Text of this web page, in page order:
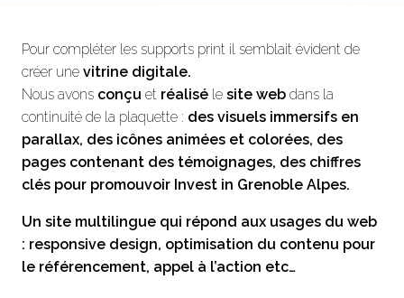
Pour compléter les supports print il semblait évident de
créer une vitrine digitale.
Nous avons conçu et réalisé le site web dans la
continuité de la plaquette : des visuels immersifs en
parallax, des icônes animées et colorées, des
pages contenant des témoignages, des chiffres
clés pour promouvoir Invest in Grenoble Alpes.
Un site multilingue qui répond aux usages du web
: responsive design, optimisation du contenu pour
le référencement, appel à l’action etc…